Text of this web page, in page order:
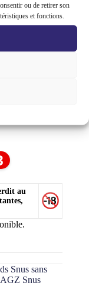
ou de retirer son
et fonctions.
BAGZ
souvent dans
slim garantit
sur le
intense et
au
Snus sans
Snus